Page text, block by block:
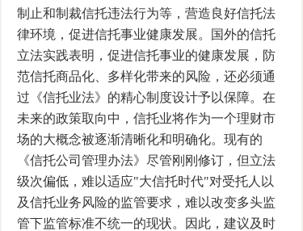
制止和制裁信托违法行为等，营造良好信托法
律环境，促进信托事业健康发展。国外的信托
立法实践表明，促进信托事业的健康发展，防
范信托商品化、多样化带来的风险，还必须通
过《信托业法》的精心制度设计予以保障。在
未来的政策取向中，信托业将作为一个理财市
场的大概念被逐渐清晰化和明确化。现有的
《信托公司管理办法》尽管刚刚修订，但立法
级次偏低，难以适应"大信托时代"对受托人以
及信托业务风险的监管要求，难以改变多头监
管下监管标准不统一的现状。因此，建议及时